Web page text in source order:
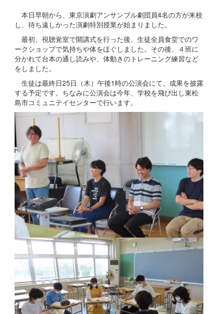
本日早朝から、東京演劇アンサンブル劇団員4名の方が来校
し、待ち遠しかった演劇特別授業が始まりました。
最初、視聴覚室で開講式を行った後、生徒全員食堂でのワ
ークショップで気持ちや体をほぐしました。その後、４班に
分かれて台本の通し読みや、体動きのトレーニング練習など
をしました。
生徒は最終日25日（木）午後1時の公演会にて、成果を披露
する予定です。ちなみに公演会は今年、学校を飛び出し東松
島市コミュニテイセンターで行います。